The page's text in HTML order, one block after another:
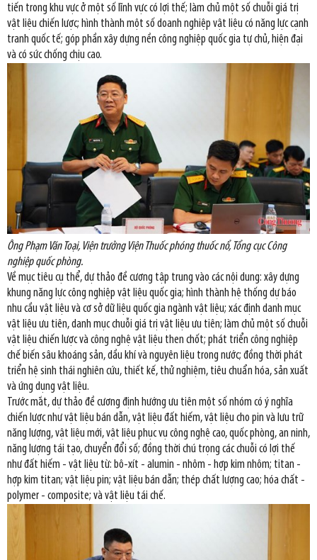
tiến trong khu vực ở một số lĩnh vực có lợi thế; làm chủ một số chuỗi giá trị
vật liệu chiến lược; hình thành một số doanh nghiệp vật liệu có năng lực cạnh
tranh quốc tế; góp phần xây dựng nền công nghiệp quốc gia tự chủ, hiện đại
và có sức chống chịu cao.
Ông Phạm Văn Toại, Viện trưởng Viện Thuốc phóng thuốc nổ, Tổng cục Công
nghiệp quốc phòng.
Về mục tiêu cụ thể, dự thảo đề cương tập trung vào các nội dung: xây dựng
khung năng lực công nghiệp vật liệu quốc gia; hình thành hệ thống dự báo
nhu cầu vật liệu và cơ sở dữ liệu quốc gia ngành vật liệu; xác định danh mục
vật liệu ưu tiên, danh mục chuỗi giá trị vật liệu ưu tiên; làm chủ một số chuỗi
vật liệu chiến lược và công nghệ vật liệu then chốt; phát triển công nghiệp
chế biến sâu khoáng sản, dầu khí và nguyên liệu trong nước; đồng thời phát
triển hệ sinh thái nghiên cứu, thiết kế, thử nghiệm, tiêu chuẩn hóa, sản xuất
và ứng dụng vật liệu.
Trước mắt, dự thảo đề cương định hướng ưu tiên một số nhóm có ý nghĩa
chiến lược như vật liệu bán dẫn, vật liệu đất hiếm, vật liệu cho pin và lưu trữ
năng lượng, vật liệu mới, vật liệu phục vụ công nghệ cao, quốc phòng, an ninh,
năng lượng tái tạo, chuyển đổi số; đồng thời chú trọng các chuỗi có lợi thế
như đất hiếm - vật liệu từ: bô-xít - alumin - nhôm - hợp kim nhôm; titan -
hợp kim titan; vật liệu pin; vật liệu bán dẫn; thép chất lượng cao; hóa chất -
polymer - composite; và vật liệu tái chế.